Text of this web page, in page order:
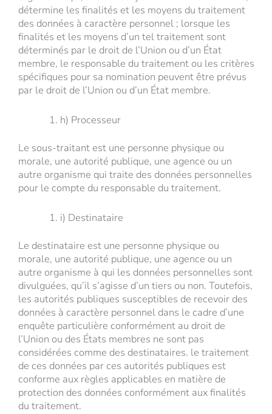
détermine les finalités et les moyens du traitement
des données à caractère personnel ; lorsque les
finalités et les moyens d’un tel traitement sont
déterminés par le droit de l’Union ou d’un État
membre, le responsable du traitement ou les critères
spécifiques pour sa nomination peuvent être prévus
par le droit de l’Union ou d’un État membre.
h) Processeur
Le sous-traitant est une personne physique ou
morale, une autorité publique, une agence ou un
autre organisme qui traite des données personnelles
pour le compte du responsable du traitement.
i) Destinataire
Le destinataire est une personne physique ou
morale, une autorité publique, une agence ou un
autre organisme à qui les données personnelles sont
divulguées, qu’il s’agisse d’un tiers ou non. Toutefois,
les autorités publiques susceptibles de recevoir des
données à caractère personnel dans le cadre d’une
enquête particulière conformément au droit de
l’Union ou des États membres ne sont pas
considérées comme des destinataires. le traitement
de ces données par ces autorités publiques est
conforme aux règles applicables en matière de
protection des données conformément aux finalités
du traitement.